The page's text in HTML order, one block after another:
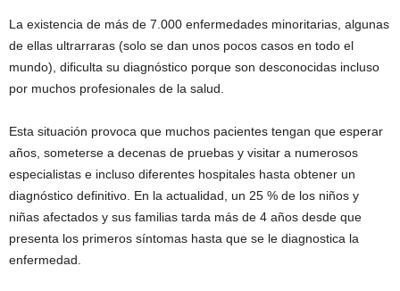
La existencia de más de 7.000 enfermedades minoritarias, algunas
de ellas ultrarraras (solo se dan unos pocos casos en todo el
mundo), dificulta su diagnóstico porque son desconocidas incluso
por muchos profesionales de la salud.
Esta situación provoca que muchos pacientes tengan que esperar
años, someterse a decenas de pruebas y visitar a numerosos
especialistas e incluso diferentes hospitales hasta obtener un
diagnóstico definitivo. En la actualidad, un 25 % de los niños y
niñas afectados y sus familias tarda más de 4 años desde que
presenta los primeros síntomas hasta que se le diagnostica la
enfermedad.